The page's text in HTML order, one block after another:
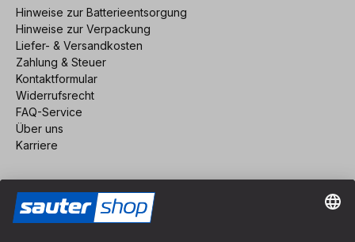
Hinweise zur Batterieentsorgung
Hinweise zur Verpackung
Liefer- & Versandkosten
Zahlung & Steuer
Kontaktformular
Widerrufsrecht
FAQ-Service
Über uns
Karriere